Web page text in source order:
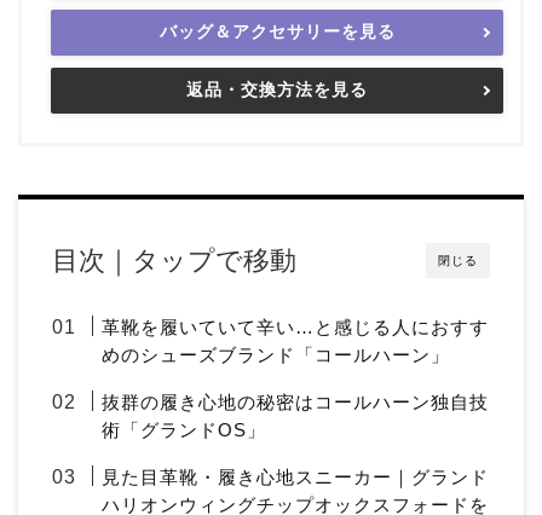
バッグ＆アクセサリーを見る
返品・交換方法を見る
閉じる
目次｜タップで移動
革靴を履いていて辛い…と感じる人におすす
めのシューズブランド「コールハーン」
抜群の履き心地の秘密はコールハーン独自技
術「グランドOS」
見た目革靴・履き心地スニーカー｜グランド
ハリオンウィングチップオックスフォードを